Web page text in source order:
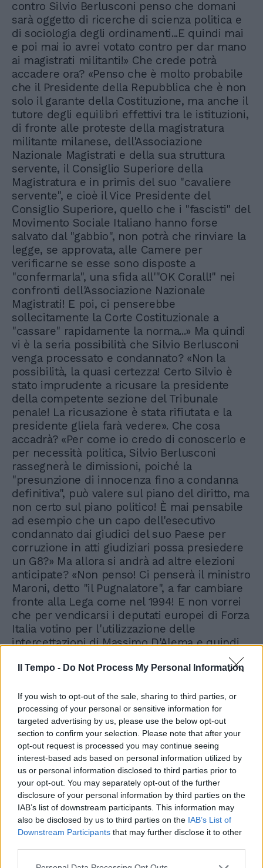
Il Tempo - Do Not Process My Personal Information
If you wish to opt-out of the sale, sharing to third parties, or
processing of your personal or sensitive information for
targeted advertising by us, please use the below opt-out
section to confirm your selection. Please note that after your
opt-out request is processed you may continue seeing
interest-based ads based on personal information utilized by
us or personal information disclosed to third parties prior to
your opt-out. You may separately opt-out of the further
disclosure of your personal information by third parties on the
IAB’s list of downstream participants. This information may
also be disclosed by us to third parties on the IAB’s List of
Downstream Participants that may further disclose it to other
contro Silvio Berlusconi penso che domani
sarà oggetto di ricerche di scienza politica e
di sociologia degli ordinamenti...E quindi mai
e poi mai io avrei votato contro per dar mano
ai magistrati militanti!» Che crede potrà
accadere ora? «Penso che è molto probabile
che il Presidente della Repubblica che è non
solo il garante della Costituzione, ma anche il
tutore degli equilibri effettivi tra le istituzioni,
di fronte alle proteste della magistratura
militante milanese, dell'Associazione
Nazionale Magistrati e della sua struttura
servente, il Consiglio Superiore della
Magistratura e in primis del suo "cavaliere
servente", e cioè il Vice Presidente del
Consiglio Superiore, quello che i "fascisti" del
Movimento Sociale Italiano hanno forse
salvato dal "gabbio", non potrà che rinviare la
legge, se approvata, alle Camere per
verificarne se esse sono disposte a
"confermarla", una sfida all'"OK Corall!" nei
confronti dell'Associazione Nazionale
Magistrati! E poi, ci penserebbe
sollecitamente la Corte Costituzionale a
"cassare" rapidamente la norma...» Ma quindi
vi è la seria possibilità che Silvio Berlusconi
venga processato e condannato? «Non la
possibilità, la quasi certezza! Certo Silvio è
stato imprudente a ricusare la presidente
della competente sezione del Tribunale
penale! La ricusazione è stata rifiutata e la
presidente gliela farà vedere». Che cosa
accadrà? «Per come io credo di conoscerlo e
per necessità politica, Silvio Berlusconi
rassegnerà le dimissioni, poiché la
"presunzione di innocenza fino a condanna
definitiva", può valere sul piano del diritto, ma
non certo sul piano politico! È mai pensabile
ad esempio che un capo dell'esecutivo
condannato dai giudici del suo Paese per
corruzione in atti giudiziari possa presiedere
un G8?» Ma allora si andrà ad altre elezioni
anticipate? «Non penso! Ci penserà il ministro
Maroni, detto "il Pugnalatore", a far cambiare
fronte alla Lega come nel 1994! E non vorrei
che per vendicarsi i deputati europei di Forza
Italia votino per l'utilizzazione delle
intercettazioni di Massimo D'Alema e quindi
sarebbe un favore troppo grande per il neo-